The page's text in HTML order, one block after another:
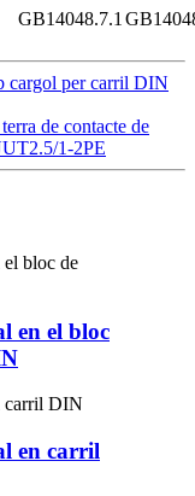
GB14048.7.1
cargol per carril DIN
de contacte de
1-2PE
en el bloc
en carril